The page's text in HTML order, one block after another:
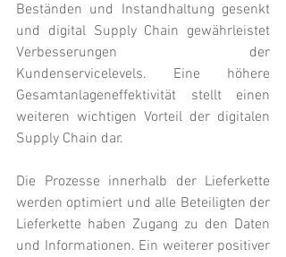
Beständen und Instandhaltung gesenkt
und digital Supply Chain gewährleistet
Verbesserungen der
Kundenservicelevels. Eine höhere
Gesamtanlageneffektivität stellt einen
weiteren wichtigen Vorteil der digitalen
Supply Chain dar.
Die Prozesse innerhalb der Lieferkette
werden optimiert und alle Beteiligten der
Lieferkette haben Zugang zu den Daten
und Informationen. Ein weiterer positiver